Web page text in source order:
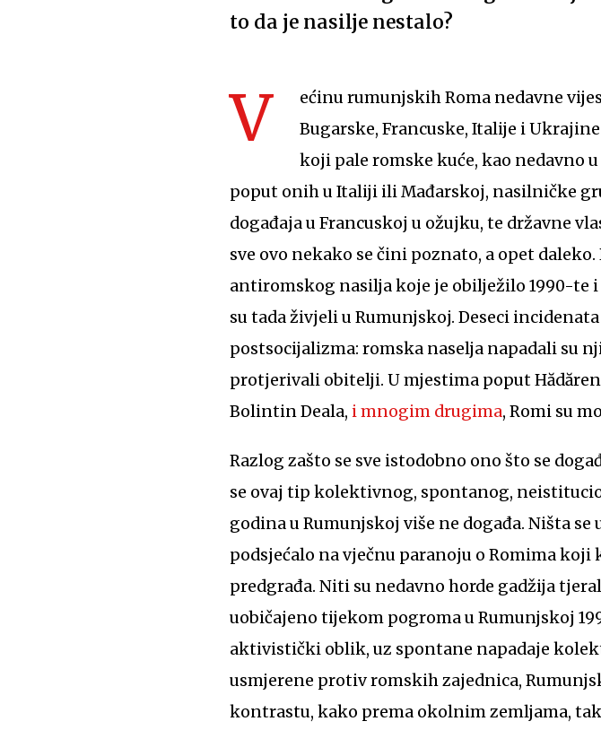
to da je nasilje nestalo?
V
ećinu rumunjskih Roma nedavne
Bugarske, Francuske, Italije i
koji pale romske kuće, kao nedavno
poput onih u Italiji ili Mađarskoj, nasilničke
događaja u Francuskoj u ožujku, te državne
sve ovo nekako se čini poznato, a opet
antiromskog nasilja koje je obilježilo 1990-te
su tada živjeli u Rumunjskoj. Deseci
postsocijalizma: romska naselja napadali su
protjerivali obitelji. U mjestima poput
Bolintin Deala, i mnogim drugima, Romi su
Razlog zašto se sve istodobno ono što se
se ovaj tip kolektivnog, spontanog,
godina u Rumunjskoj više ne događa. Ništa
podsjećalo na vječnu paranoju o Romima koji
predgrađa. Niti su nedavno horde gadžija
uobičajeno tijekom pogroma u Rumunjskoj
aktivistički oblik, uz spontane napadaje
usmjerene protiv romskih zajednica,
kontrastu, kako prema okolnim zemljama,